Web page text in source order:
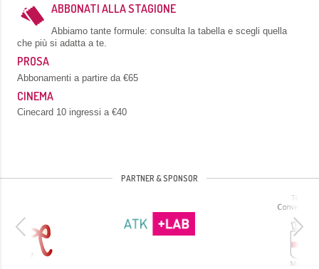
ABBONATI ALLA STAGIONE
Abbiamo tante formule: consulta la tabella e scegli quella
che più si adatta a te.
PROSA
Abbonamenti a partire da €65
CINEMA
Cinecard 10 ingressi a €40
PARTNER & SPONSOR